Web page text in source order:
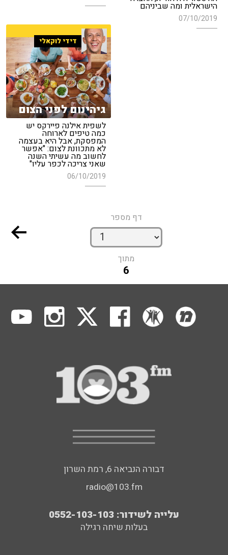
הישראלית ומה שביניהם
07/10/2019
דידי לוקאלי
גיהינום לפני הצום
לשפית אילנה פיירקס יש
כמה טיפים לארוחה
המפסקת, אבל היא בעצמה
לא מתכוונת לצום: "אפשר
לחשוב מה עשיתי השנה
שאני צריכה לכפר עליו"
06/10/2019
דף מספר
מתוך
6
דבורה הנביאה 6, רמת השרון
radio@103.fm
עלייה לשידור: 0552-103-103
בעלות שיחה רגילה